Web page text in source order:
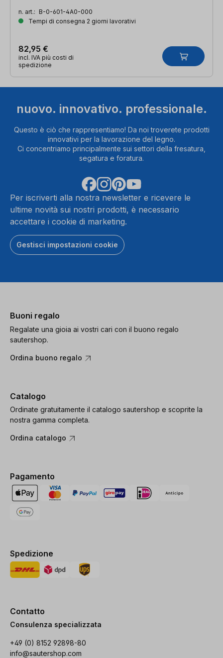
n. art.: B-0-601-4A0-000
Tempi di consegna 2 giorni lavorativi
82,95 €
incl. IVA più costi di
spedizione
nuovo. innovativo. professionale.
Questo è ciò che rappresentiamo! Da noi troverete prodotti
innovativi per la lavorazione del legno.
Ci concentriamo principalmente sui settori della fresatura,
segatura e foratura.
Per iscriverti alla nostra newsletter e ricevere le
ultime novità sui nostri prodotti, è necessario
accettare i cookie di marketing.
Gestisci impostazioni cookie
Buoni regalo
Regalate una gioia ai vostri cari con il buono regalo
sautershop.
Ordina buono regalo
Catalogo
Ordinate gratuitamente il catalogo sautershop e scoprite la
nostra gamma completa.
Ordina catalogo
Pagamento
Spedizione
Contatto
Consulenza specializzata
+49 (0) 8152 92898-80
info@sautershop.com